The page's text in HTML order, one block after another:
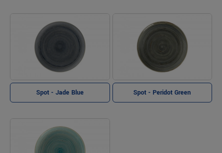
Spot - Jade Blue Spot - Peridot Green